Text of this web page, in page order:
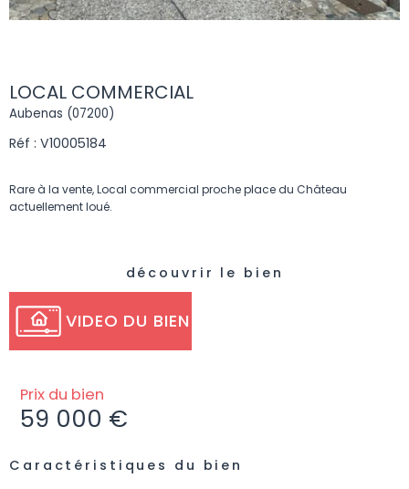
LOCAL COMMERCIAL
Aubenas (07200)
Réf : V10005184
Rare à la vente, Local commercial proche place du Château
actuellement loué.
découvrir le bien
VIDEO DU BIEN
Prix du bien
59 000 €
Caractéristiques du bien